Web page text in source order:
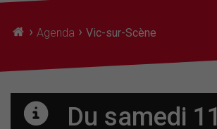
› Agenda › Vic-sur-Scène
Du samedi 11